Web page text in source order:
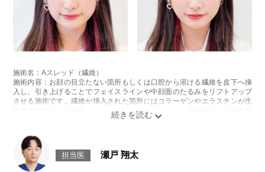
施術名：Aスレッド（繊維）
施術内容：お顔の目立たない箇所もしくは口腔から溶ける繊維を皮下へ挿
入し、引き上げることでフェイスラインや中顔面のたるみをリフトアップ
させる施術です。繊維が挿入された箇所にはコラーゲンやエラスチンが生
成されるため、長期的な美肌効果、肌質の改善効果、将来的なシワやたる
みの予防効果が期待できます。
リスク、副作用：腫れ、内出血、疼痛、頭痛、引き攣れ感などが生じるこ
とがございます。また、稀ではありますが、施術部位の細菌感染症、皮膚
のよれ、繊維の突出などが生じることがございます。化膿止め・痛み止め
を処方しております。服用により、何か異常があれば服用を中止してくだ
担当医 瀬戸 翔太